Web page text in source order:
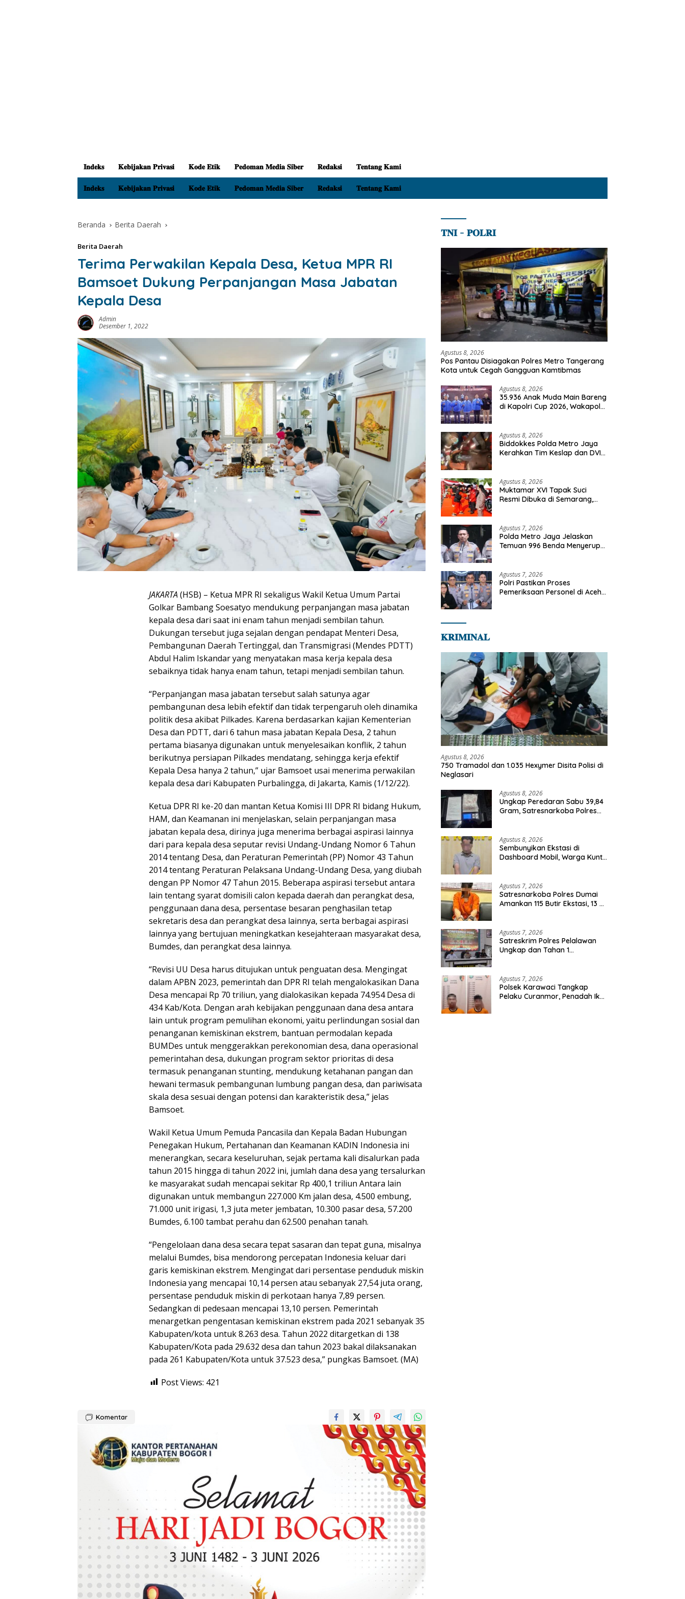
𝐈𝐧𝐝𝐞𝐤𝐬 𝐊𝐞𝐛𝐢𝐣𝐚𝐤𝐚𝐧 𝐏𝐫𝐢𝐯𝐚𝐬𝐢 𝐊𝐨𝐝𝐞 𝐄𝐭𝐢𝐤 𝐏𝐞𝐝𝐨𝐦𝐚𝐧 𝐌𝐞𝐝𝐢𝐚 𝐒𝐢𝐛𝐞𝐫 𝐑𝐞𝐝𝐚𝐤𝐬𝐢 𝐓𝐞𝐧𝐭𝐚𝐧𝐠 𝐊𝐚𝐦𝐢
𝐈𝐧𝐝𝐞𝐤𝐬 𝐊𝐞𝐛𝐢𝐣𝐚𝐤𝐚𝐧 𝐏𝐫𝐢𝐯𝐚𝐬𝐢 𝐊𝐨𝐝𝐞 𝐄𝐭𝐢𝐤 𝐏𝐞𝐝𝐨𝐦𝐚𝐧 𝐌𝐞𝐝𝐢𝐚 𝐒𝐢𝐛𝐞𝐫 𝐑𝐞𝐝𝐚𝐤𝐬𝐢 𝐓𝐞𝐧𝐭𝐚𝐧𝐠 𝐊𝐚𝐦𝐢
Beranda Berita Daerah
Berita Daerah
Terima Perwakilan Kepala Desa, Ketua MPR RI
Bamsoet Dukung Perpanjangan Masa Jabatan
Kepala Desa
Admin
Desember 1, 2022
JAKARTA(HSB) – Ketua MPR RI sekaligus Wakil Ketua Umum Partai
Golkar Bambang Soesatyo mendukung perpanjangan masa jabatan
kepala desa dari saat ini enam tahun menjadi sembilan tahun.
Dukungan tersebut juga sejalan dengan pendapat Menteri Desa,
Pembangunan Daerah Tertinggal, dan Transmigrasi (Mendes PDTT)
Abdul Halim Iskandar yang menyatakan masa kerja kepala desa
sebaiknya tidak hanya enam tahun, tetapi menjadi sembilan tahun.
“Perpanjangan masa jabatan tersebut salah satunya agar
pembangunan desa lebih efektif dan tidak terpengaruh oleh dinamika
politik desa akibat Pilkades. Karena berdasarkan kajian Kementerian
Desa dan PDTT, dari 6 tahun masa jabatan Kepala Desa, 2 tahun
pertama biasanya digunakan untuk menyelesaikan konflik, 2 tahun
berikutnya persiapan Pilkades mendatang, sehingga kerja efektif
Kepala Desa hanya 2 tahun,” ujar Bamsoet usai menerima perwakilan
kepala desa dari Kabupaten Purbalingga, di Jakarta, Kamis (1/12/22).
Ketua DPR RI ke-20 dan mantan Ketua Komisi III DPR RI bidang Hukum,
HAM, dan Keamanan ini menjelaskan, selain perpanjangan masa
jabatan kepala desa, dirinya juga menerima berbagai aspirasi lainnya
dari para kepala desa seputar revisi Undang-Undang Nomor 6 Tahun
2014 tentang Desa, dan Peraturan Pemerintah (PP) Nomor 43 Tahun
2014 tentang Peraturan Pelaksana Undang-Undang Desa, yang diubah
dengan PP Nomor 47 Tahun 2015. Beberapa aspirasi tersebut antara
lain tentang syarat domisili calon kepada daerah dan perangkat desa,
penggunaan dana desa, persentase besaran penghasilan tetap
sekretaris desa dan perangkat desa lainnya, serta berbagai aspirasi
lainnya yang bertujuan meningkatkan kesejahteraan masyarakat desa,
Bumdes, dan perangkat desa lainnya.
“Revisi UU Desa harus ditujukan untuk penguatan desa. Mengingat
dalam APBN 2023, pemerintah dan DPR RI telah mengalokasikan Dana
Desa mencapai Rp 70 triliun, yang dialokasikan kepada 74.954 Desa di
434 Kab/Kota. Dengan arah kebijakan penggunaan dana desa antara
lain untuk program pemulihan ekonomi, yaitu perlindungan sosial dan
penanganan kemiskinan ekstrem, bantuan permodalan kepada
BUMDes untuk menggerakkan perekonomian desa, dana operasional
pemerintahan desa, dukungan program sektor prioritas di desa
termasuk penanganan stunting, mendukung ketahanan pangan dan
hewani termasuk pembangunan lumbung pangan desa, dan pariwisata
skala desa sesuai dengan potensi dan karakteristik desa,” jelas
Bamsoet.
Wakil Ketua Umum Pemuda Pancasila dan Kepala Badan Hubungan
Penegakan Hukum, Pertahanan dan Keamanan KADIN Indonesia ini
menerangkan, secara keseluruhan, sejak pertama kali disalurkan pada
tahun 2015 hingga di tahun 2022 ini, jumlah dana desa yang tersalurkan
ke masyarakat sudah mencapai sekitar Rp 400,1 triliun Antara lain
digunakan untuk membangun 227.000 Km jalan desa, 4.500 embung,
71.000 unit irigasi, 1,3 juta meter jembatan, 10.300 pasar desa, 57.200
Bumdes, 6.100 tambat perahu dan 62.500 penahan tanah.
“Pengelolaan dana desa secara tepat sasaran dan tepat guna, misalnya
melalui Bumdes, bisa mendorong percepatan Indonesia keluar dari
garis kemiskinan ekstrem. Mengingat dari persentase penduduk miskin
Indonesia yang mencapai 10,14 persen atau sebanyak 27,54 juta orang,
persentase penduduk miskin di perkotaan hanya 7,89 persen.
Sedangkan di pedesaan mencapai 13,10 persen. Pemerintah
menargetkan pengentasan kemiskinan ekstrem pada 2021 sebanyak 35
Kabupaten/kota untuk 8.263 desa. Tahun 2022 ditargetkan di 138
Kabupaten/Kota pada 29.632 desa dan tahun 2023 bakal dilaksanakan
pada 261 Kabupaten/Kota untuk 37.523 desa,” pungkas Bamsoet. (MA)
Post Views: 421
Komentar
𝐓𝐍𝐈 – 𝐏𝐎𝐋𝐑𝐈
Agustus 8, 2026
Pos Pantau Disiagakan Polres Metro Tangerang
Kota untuk Cegah Gangguan Kamtibmas
Agustus 8, 2026
35.936 Anak Muda Main Bareng
di Kapolri Cup 2026, Wakapolri:
Agustus 8, 2026
Biddokkes Polda Metro Jaya
Kerahkan Tim Keslap dan DVI
Agustus 8, 2026
Muktamar XVI Tapak Suci
Resmi Dibuka di Semarang,
Agustus 7, 2026
Polda Metro Jaya Jelaskan
Temuan 996 Benda Menyerupai
Agustus 7, 2026
Polri Pastikan Proses
Pemeriksaan Personel di Aceh
𝐊𝐑𝐈𝐌𝐈𝐍𝐀𝐋
Agustus 8, 2026
750 Tramadol dan 1.035 Hexymer Disita Polisi di
Neglasari
Agustus 8, 2026
Ungkap Peredaran Sabu 39,84
Gram, Satresnarkoba Polres
Agustus 8, 2026
Sembunyikan Ekstasi di
Dashboard Mobil, Warga Kuntu
Agustus 7, 2026
Satresnarkoba Polres Dumai
Amankan 115 Butir Ekstasi, 13 Pil
Agustus 7, 2026
Satreskrim Polres Pelalawan
Ungkap dan Tahan 1
Agustus 7, 2026
Polsek Karawaci Tangkap
Pelaku Curanmor, Penadah Ikut